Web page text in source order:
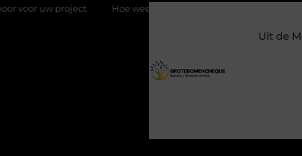
Hoe weersomstandigheden de internationale uienhandel op
Uit de